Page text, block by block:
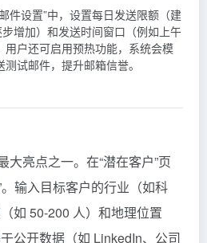
件设置”中，设置每日发送限额（建
增加）和发送时间窗口（例如上午
用户还可启用预热功能，系统会模
试邮件，提升邮箱信誉。
大亮点之一。在“潜在客户”页
输入目标客户的行业（如科
如 50-200 人）和地理位置
公开数据（如 LinkedIn、公司